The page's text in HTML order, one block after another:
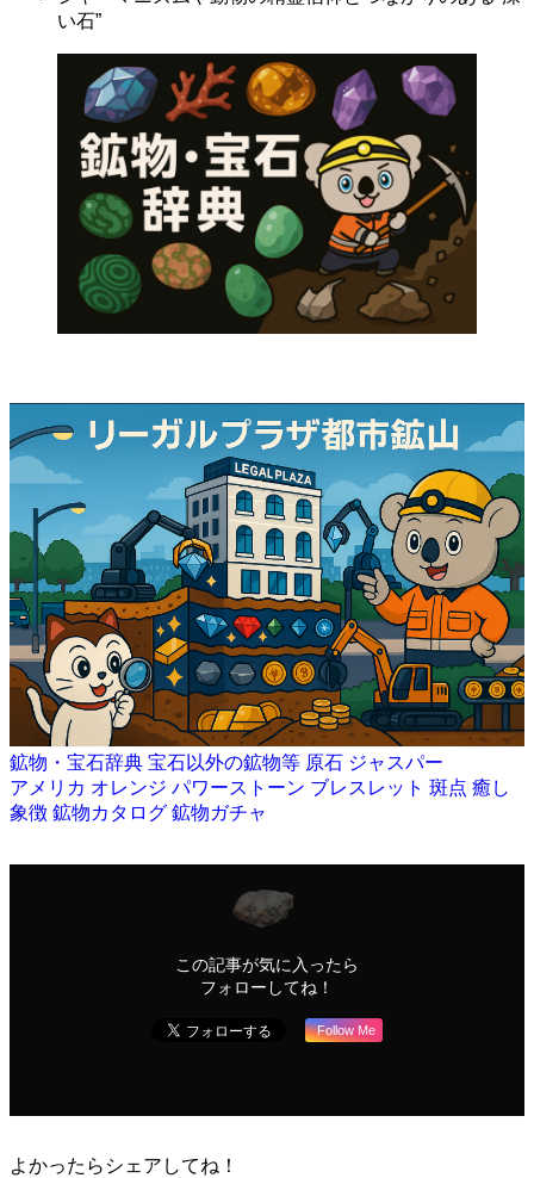
い石”
鉱物・宝石辞典 宝石以外の鉱物等 原石 ジャスパー
アメリカ オレンジ パワーストーン ブレスレット 斑点 癒し
象徴 鉱物カタログ 鉱物ガチャ
この記事が気に入ったら
フォローしてね！
Follow Me
よかったらシェアしてね！